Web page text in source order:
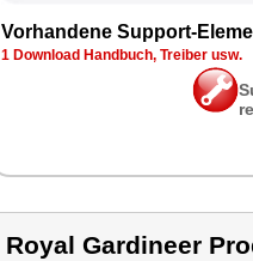
Vor­han­de­ne Sup­port-
1 Down­load Hand­buch, Trei­ber usw.
Royal Gardineer